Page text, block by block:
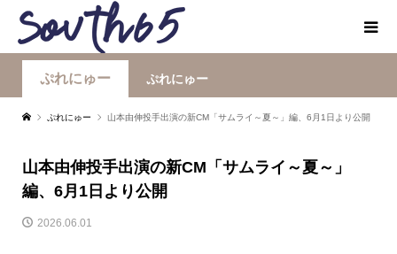
ぷれにゅー ぷれにゅー
ぷれにゅー 山本由伸投手出演の新CM「サムライ～夏～」編、6月1日より公開
山本由伸投手出演の新CM「サムライ～夏～」
編、6月1日より公開
2026.06.01